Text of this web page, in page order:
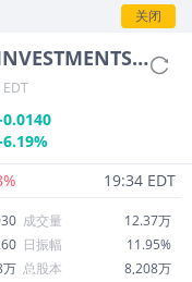
关闭
LIMITED
19:34 EDT
成交量
12.37万
日振幅
11.95%
万 总股本
8,208万